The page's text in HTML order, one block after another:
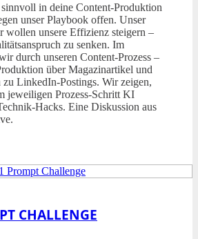
in deine Content-Produktion
unser Playbook offen. Unser
wollen unsere Effizienz steigern –
zu senken. Im
durch unseren Content-Prozess –
über Magazinartikel und
LinkedIn-Postings. Wir zeigen,
jeweiligen Prozess-Schritt KI
Hacks. Eine Diskussion aus
CHALLENGE